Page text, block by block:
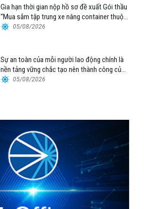
Gia hạn thời gian nộp hồ sơ đề xuất Gói thầu
“Mua sắm tập trung xe nâng container thuộc
Tổng công ty Hàng hải Việt Nam – CTCP”
05/08/2026
Sự an toàn của mỗi người lao động chính là
nền tảng vững chắc tạo nên thành công của
Cảng Đà Nẵng
05/08/2026